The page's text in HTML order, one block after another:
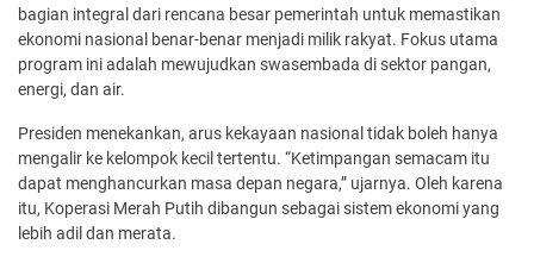
bagian integral dari rencana besar pemerintah untuk memastikan
ekonomi nasional benar-benar menjadi milik rakyat. Fokus utama
program ini adalah mewujudkan swasembada di sektor pangan,
energi, dan air.
Presiden menekankan, arus kekayaan nasional tidak boleh hanya
mengalir ke kelompok kecil tertentu. “Ketimpangan semacam itu
dapat menghancurkan masa depan negara,” ujarnya. Oleh karena
itu, Koperasi Merah Putih dibangun sebagai sistem ekonomi yang
lebih adil dan merata.